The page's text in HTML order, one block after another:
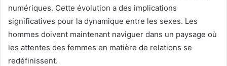
numériques. Cette évolution a des implications
significatives pour la dynamique entre les sexes. Les
hommes doivent maintenant naviguer dans un paysage où
les attentes des femmes en matière de relations se
redéfinissent.